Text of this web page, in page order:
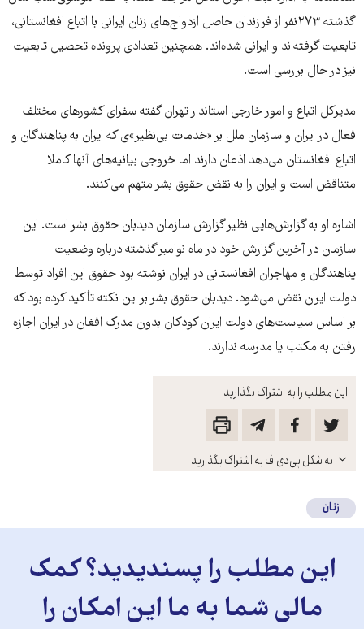
این مطلب را به اشتراک بگذارید
باز
کنید
به شکل پی‌دی‌اف به اشتراک بگذارید
گذشته ۲۷۳نفر از فرزندان حاصل ازدواج‌های زنان ایرانی با اتباع افغانستانی،
تابعیت گرفته‌اند و ایرانی شده‌اند. همچنین تعدادی پرونده تحصیل تابعیت
نیز در حال بررسی است.
مدیرکل اتباع و امور خارجی استاندار تهران گفته سفرای کشورهای مختلف
فعال در ایران و سازمان ملل بر «خدمات بی‌نظیر»ی که ایران به پناهندگان و
اتباع افغانستان می‌دهد اذعان دارند اما خروجی بیانیه‌های آنها کاملا
متناقض است و ایران را به نقض حقوق بشر متهم می‌کنند.
اشاره او به گزارش‌هایی نظیر گزارش سازمان دیدبان حقوق بشر است. این
سازمان در آخرین گزارش خود در ماه نوامبر گذشته درباره وضعیت
پناهندگان و مهاجران افغانستانی در ایران نوشته بود حقوق این افراد توسط
دولت ایران نقض می‌شود. دیدبان حقوق بشر بر این نکته تأکید کرده بود که
بر اساس سیاست‌های دولت ایران کودکان بدون مدرک افغان در ایران اجازه
رفتن به مکتب یا مدرسه ندارند.
زنان
این مطلب را پسندیدید؟ کمک
مالی شما به ما این امکان را